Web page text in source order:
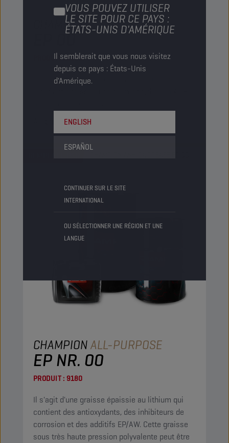
VOUS POUVEZ UTILISER
LE SITE POUR CE PAYS :
ÉTATS-UNIS D'AMÉRIQUE
Il semblerait que vous nous visitez
depuis ce pays : États-Unis
d'Amérique.
ENGLISH
ESPAÑOL
CONTINUER SUR LE SITE
INTERNATIONAL
OU SÉLECTIONNER UNE RÉGION ET UNE
LANGUE
CHAMPIONANH CA GREASE
EP 00
PRODUIT :9280
Cette graisse polyvalente sans lithium est un
CHAMPIONALL-PURPOSE
EP NR. 00
PRODUIT : 9180
Il s'agit d'une graisse épaissie au lithium qui
contient des antioxydants, des inhibiteurs de
corrosion et des additifs EP/AW. Cette graisse
sous très haute pression polyvalente peut être